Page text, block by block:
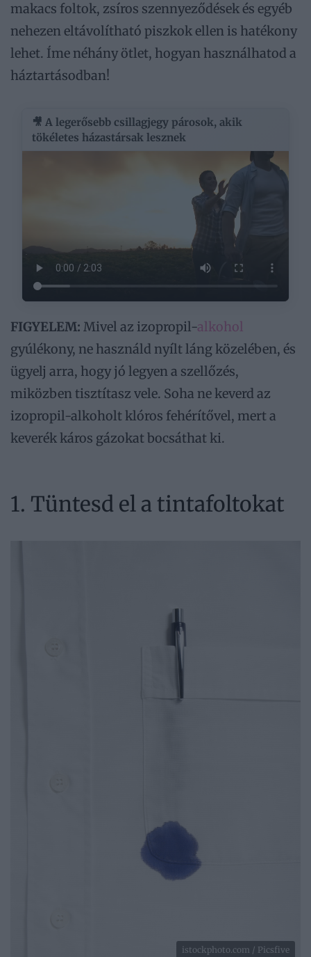
makacs foltok, zsíros szennyeződések és egyéb
nehezen eltávolítható piszkok ellen is hatékony
lehet. Íme néhány ötlet, hogyan használhatod a
háztartásodban!
🎥 A legerősebb csillagjegy párosok, akik
tökéletes házastársak lesznek
FIGYELEM: Mivel az izopropil-alkohol
gyúlékony, ne használd nyílt láng közelében, és
ügyelj arra, hogy jó legyen a szellőzés,
miközben tisztítasz vele. Soha ne keverd az
izopropil-alkoholt klóros fehérítővel, mert a
keverék káros gázokat bocsáthat ki.
1. Tüntesd el a tintafoltokat
istockphoto.com / Picsfive